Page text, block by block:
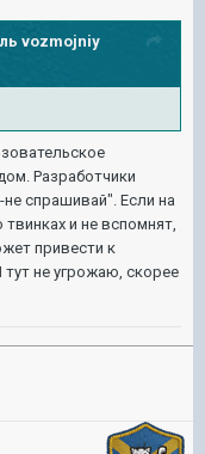
vozmojniy
Разработчики
спрашивай". Если на
и не вспомнят,
привести к
не угрожаю, скорее